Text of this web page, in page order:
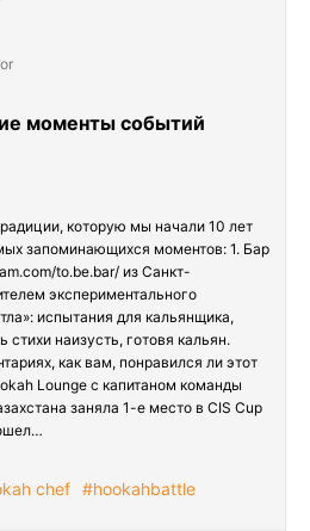
моменты событий
которую мы начали 10 лет
запоминающихся моментов: 1. Бар
to.be.bar/ из Санкт-
экспериментального
испытания для кальянщика,
стихи наизусть, готовя кальян.
как вам, понравился ли этот
Lounge с капитаном команды
заняла 1-е место в CIS Cup
chef #hookahbattle